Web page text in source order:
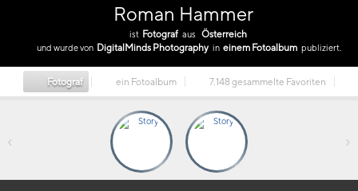
Roman Hammer
ist Fotograf aus Österreich
und wurde von DigitalMinds Photography in einem Fotoalbum publiziert.
Fotograf ein Fotoalbum 7.148 gesammelte Favoriten
‹ ›